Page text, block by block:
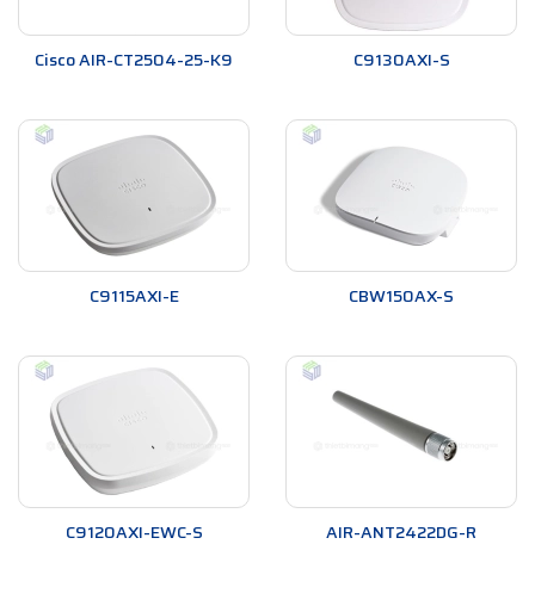
Cisco AIR-CT2504-25-K9 C9130AXI-S
C9115AXI-E CBW150AX-S
C9120AXI-EWC-S AIR-ANT2422DG-R